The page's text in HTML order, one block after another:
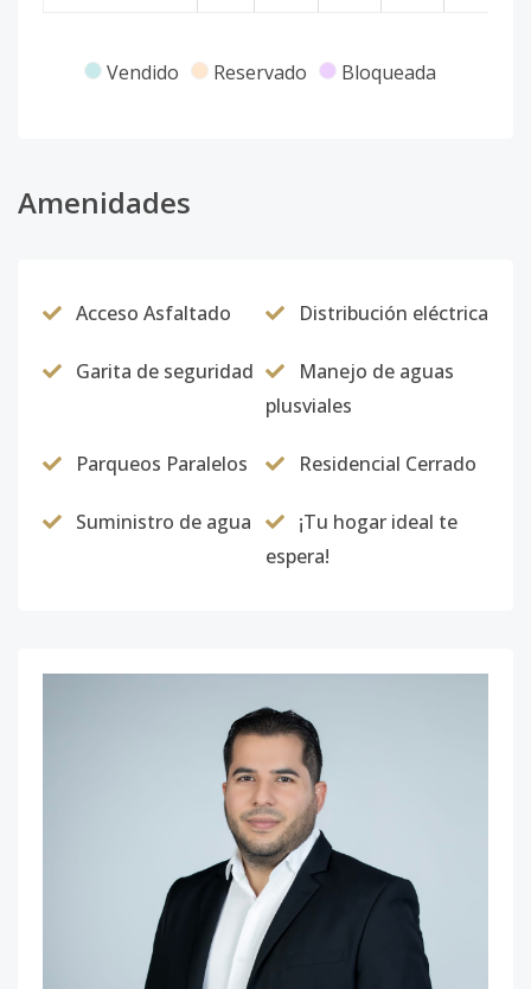
Vendido Reservado Bloqueada
Amenidades
Acceso Asfaltado Distribución eléctrica
Garita de seguridad
Manejo de aguas
plusviales
Parqueos Paralelos Residencial Cerrado
Suministro de agua
¡Tu hogar ideal te
espera!